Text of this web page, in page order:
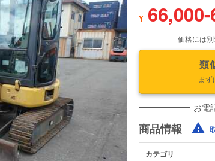
¥ 66,000-
価格には
類
ま
お電
商品情報
カテゴリ